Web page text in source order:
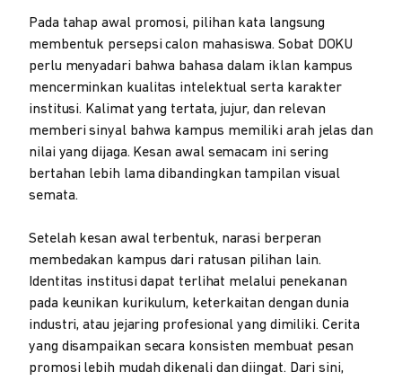
Pada tahap awal promosi, pilihan kata langsung
membentuk persepsi calon mahasiswa. Sobat DOKU
perlu menyadari bahwa bahasa dalam iklan kampus
mencerminkan kualitas intelektual serta karakter
institusi. Kalimat yang tertata, jujur, dan relevan
memberi sinyal bahwa kampus memiliki arah jelas dan
nilai yang dijaga. Kesan awal semacam ini sering
bertahan lebih lama dibandingkan tampilan visual
semata.
Setelah kesan awal terbentuk, narasi berperan
membedakan kampus dari ratusan pilihan lain.
Identitas institusi dapat terlihat melalui penekanan
pada keunikan kurikulum, keterkaitan dengan dunia
industri, atau jejaring profesional yang dimiliki. Cerita
yang disampaikan secara konsisten membuat pesan
promosi lebih mudah dikenali dan diingat. Dari sini,